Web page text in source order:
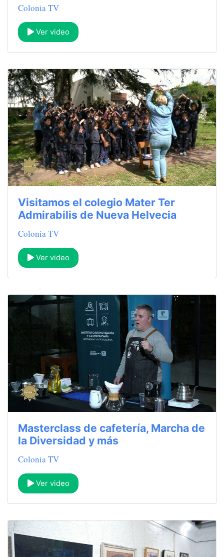
Colonia TV
Ver video
Visitamos el colegio Mater Ter
Admirabilis de Nueva Helvecia
Colonia TV
Ver video
Masterclass de cafetería, Marcha de
la Diversidad y más
Colonia TV
Ver video